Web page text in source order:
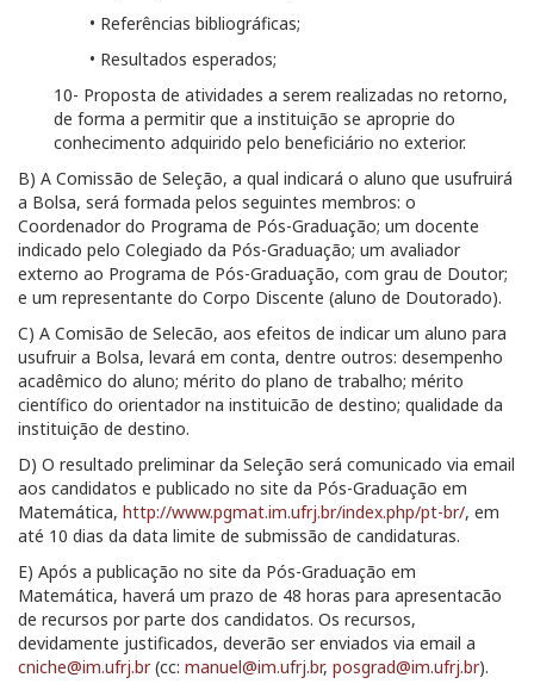
• Referências bibliográficas;
• Resultados esperados;
10- Proposta de atividades a serem realizadas no retorno,
de forma a permitir que a instituição se aproprie do
conhecimento adquirido pelo beneficiário no exterior.
B) A Comissão de Seleção, a qual indicará o aluno que usufruirá
a Bolsa, será formada pelos seguintes membros: o
Coordenador do Programa de Pós-Graduação; um docente
indicado pelo Colegiado da Pós-Graduação; um avaliador
externo ao Programa de Pós-Graduação, com grau de Doutor;
e um representante do Corpo Discente (aluno de Doutorado).
C) A Comisão de Selecão, aos efeitos de indicar um aluno para
usufruir a Bolsa, levará em conta, dentre outros: desempenho
acadêmico do aluno; mérito do plano de trabalho; mérito
científico do orientador na instituicão de destino; qualidade da
instituição de destino.
D) O resultado preliminar da Seleção será comunicado via email
aos candidatos e publicado no site da Pós-Graduação em
Matemática, http://www.pgmat.im.ufrj.br/index.php/pt-br/, em
até 10 dias da data limite de submissão de candidaturas.
E) Após a publicação no site da Pós-Graduação em
Matemática, haverá um prazo de 48 horas para apresentacão
de recursos por parte dos candidatos. Os recursos,
devidamente justificados, deverão ser enviados via email a
cniche@im.ufrj.br(cc: manuel@im.ufrj.br, posgrad@im.ufrj.br).